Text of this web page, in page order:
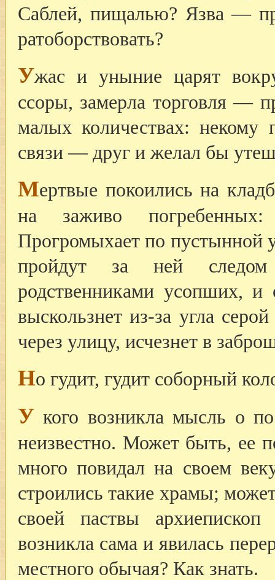
Саблей, пищалью? Язва —
ратоборствовать?
Ужас и уныние царят
ссоры, замерла торговля —
малых количествах: некому
связи — друг и желал бы
Мертвые покоились на
на заживо
Прогромыхает по пустынной
пройдут за ней
родственниками усопших, и
выскользнет из-за угла
через улицу, исчезнет в
Но гудит, гудит соборный
У кого возникла мысль о
неизвестно. Может быть, ее
много повидал на своем
строились такие храмы;
своей паствы
возникла сама и явилась
местного обычая? Как знать.